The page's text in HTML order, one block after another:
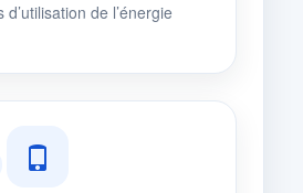
de l’énergie